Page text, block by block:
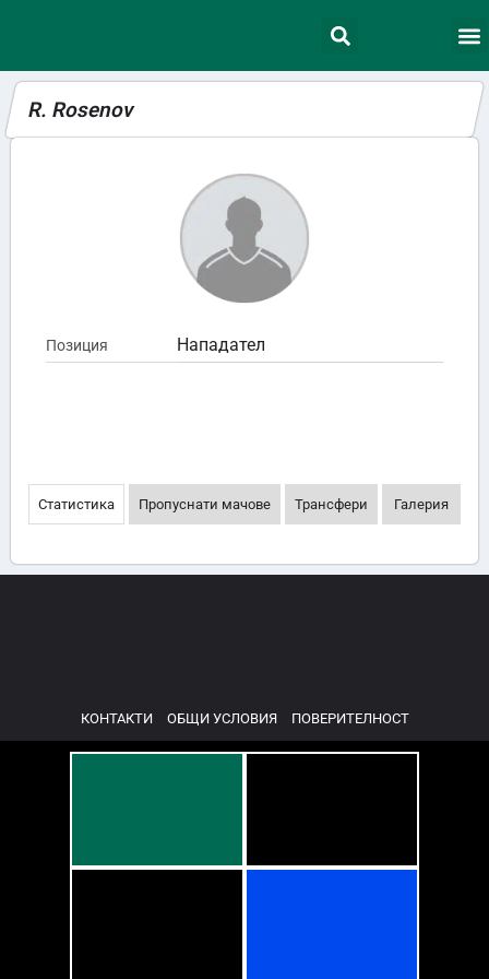
R. Rosenov
Позиция Нападател
Статистика Пропуснати мачове Трансфери Галерия
КОНТАКТИ ОБЩИ УСЛОВИЯ ПОВЕРИТЕЛНОСТ